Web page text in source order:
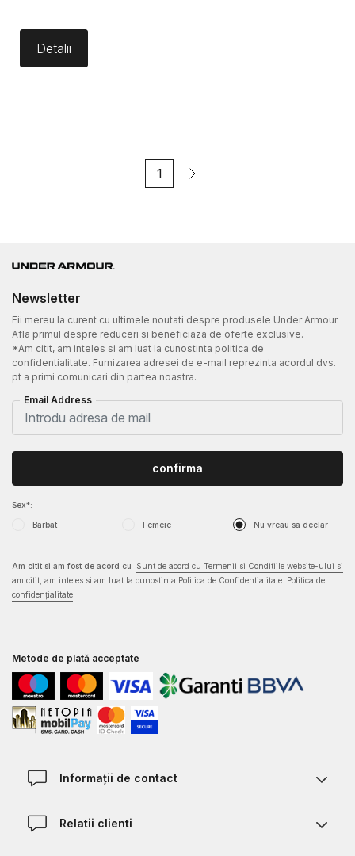
Detalii
1
Newsletter
Fii mereu la curent cu ultimele noutati despre produsele Under Armour.
Afla primul despre reduceri si beneficiaza de oferte exclusive.
*Am citit, am inteles si am luat la cunostinta politica de
confidentialitate. Furnizarea adresei de e-mail reprezinta acordul dvs.
pt a primi comunicari din partea noastra.
Email Address
Sex*:
Barbat Femeie Nu vreau sa declar
confirma
Am citit si am fost de acord cu
Sunt de acord cu Termenii si Conditiile website-ului si
am citit, am inteles si am luat la cunostinta Politica de Confidentialitate Politica de
confidențialitate
Metode de plată acceptate
Informații de contact
Contact
Relatii clienti